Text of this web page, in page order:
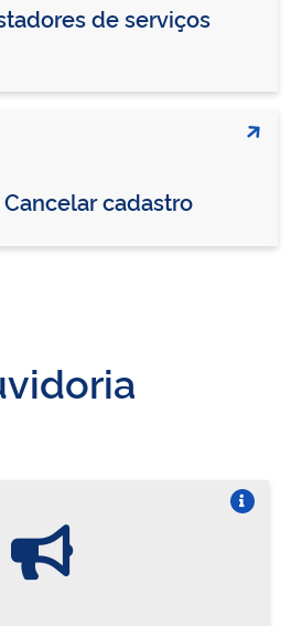
de serviços
cadastro